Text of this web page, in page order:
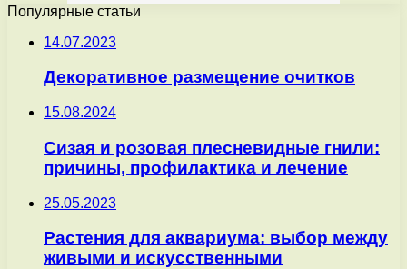
Популярные статьи
14.07.2023
Декоративное размещение очитков
15.08.2024
Сизая и розовая плесневидные гнили:
причины, профилактика и лечение
25.05.2023
Растения для аквариума: выбор между
живыми и искусственными